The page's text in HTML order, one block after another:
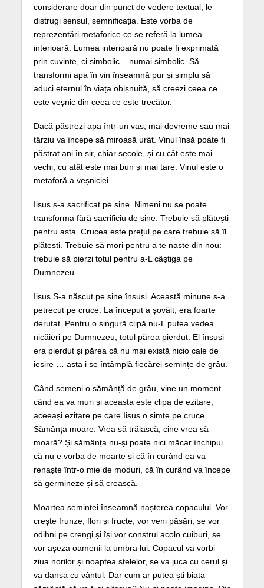
considerare doar din punct de vedere textual, le
distrugi sensul, semnificația. Este vorba de
reprezentări metaforice ce se referă la lumea
interioară. Lumea interioară nu poate fi exprimată
prin cuvinte, ci simbolic – numai simbolic. Să
transformi apa în vin înseamnă pur și simplu să
aduci eternul în viața obișnuită, să creezi ceea ce
este veșnic din ceea ce este trecător.
Dacă păstrezi apa într-un vas, mai devreme sau mai
târziu va începe să miroasă urât. Vinul însă poate fi
păstrat ani în șir, chiar secole, și cu cât este mai
vechi, cu atât este mai bun și mai tare. Vinul este o
metaforă a veșniciei.
Iisus s-a sacrificat pe sine. Nimeni nu se poate
transforma fără sacrificiu de sine. Trebuie să plătești
pentru asta. Crucea este prețul pe care trebuie să îl
plătești. Trebuie să mori pentru a te naște din nou:
trebuie să pierzi totul pentru a-L câștiga pe
Dumnezeu.
Iisus S-a născut pe sine însuși. Această minune s-a
petrecut pe cruce. La început a șovăit, era foarte
derutat. Pentru o singură clipă nu-L putea vedea
nicăieri pe Dumnezeu, totul părea pierdut. El însuși
era pierdut și părea că nu mai există nicio cale de
ieșire … asta i se întâmplă fiecărei semințe de grâu.
Când semeni o sămânță de grâu, vine un moment
când ea va muri și aceasta este clipa de ezitare,
aceeași ezitare pe care Iisus o simte pe cruce.
Sămânța moare. Vrea să trăiască, cine vrea să
moară? Și sămânța nu-și poate nici măcar închipui
că nu e vorba de moarte și că în curând ea va
renaște într-o mie de moduri, că în curând va începe
să germineze și să crească.
Moartea seminței înseamnă nașterea copacului. Vor
crește frunze, flori și fructe, vor veni păsări, se vor
odihni pe crengi și își vor construi acolo cuiburi, se
vor așeza oamenii la umbra lui. Copacul va vorbi
ziua norilor și noaptea stelelor, se va juca cu cerul și
va dansa cu vântul. Dar cum ar putea ști biata